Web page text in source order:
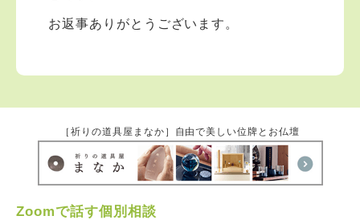
お返事ありがとうございます。
［祈りの道具屋まなか］自由で美しい位牌とお仏壇
Zoomで話す個別相談